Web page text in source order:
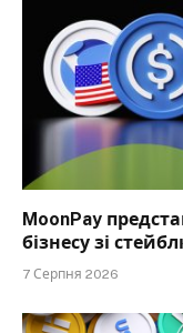
MoonPay
бізнесу зі
7 Серпня 2026